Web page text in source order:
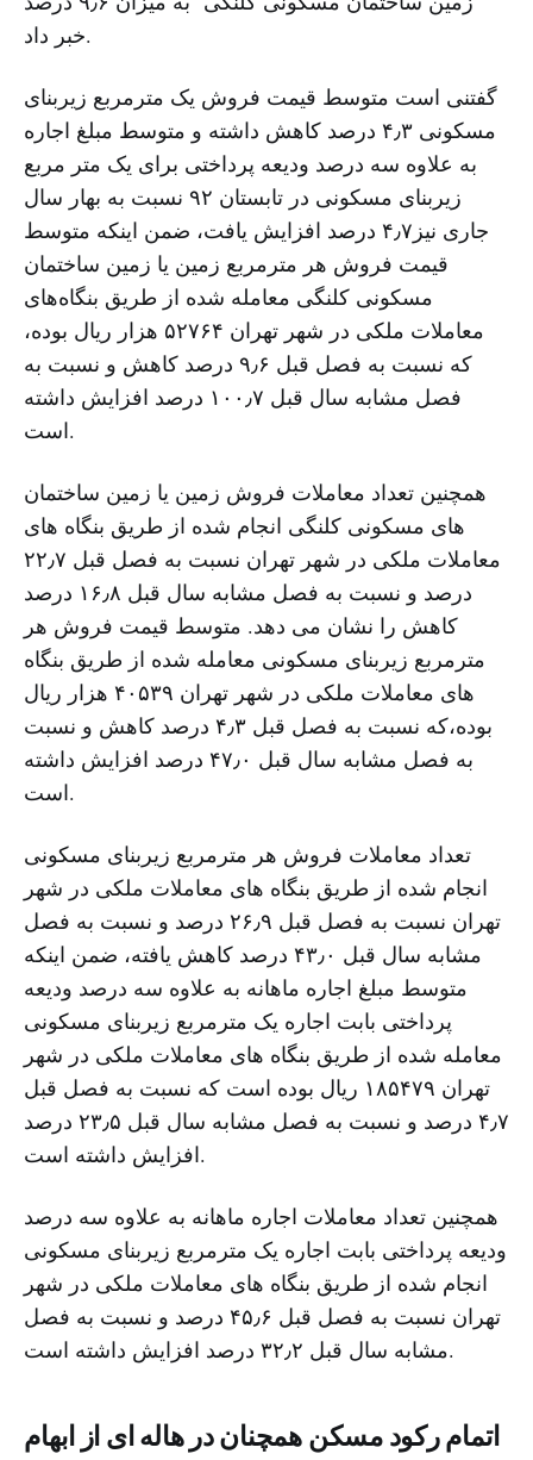
خبر داد.
گفتنی است متوسط قیمت فروش یک مترمربع زیربنای
مسکونی ۴٫۳ درصد کاهش داشته و متوسط مبلغ اجاره
به علاوه سه درصد ودیعه پرداختی برای یک متر مربع
زیربنای مسکونی در تابستان ۹۲ نسبت به بهار سال
جاری نیز۴٫۷ درصد افزایش یافت، ضمن اینکه متوسط
قیمت فروش هر مترمربع زمین یا زمین ساختمان
مسکونی کلنگی معامله شده از طریق بنگاه‌های
معاملات ملکی در شهر تهران ۵۲۷۶۴ هزار ریال بوده،
که نسبت به فصل قبل ۹٫۶ درصد کاهش و نسبت به
فصل مشابه سال قبل ۱۰۰٫۷ درصد افزایش داشته
است.
همچنین تعداد معاملات فروش زمین یا زمین ساختمان
های مسکونی کلنگی انجام شده از طریق بنگاه های
معاملات ملکی در شهر تهران نسبت به فصل قبل ۲۲٫۷
درصد و نسبت به فصل مشابه سال قبل ۱۶٫۸ درصد
کاهش را نشان می دهد. متوسط قیمت فروش هر
مترمربع زیربنای مسکونی معامله شده از طریق بنگاه
های معاملات ملکی در شهر تهران ۴۰۵۳۹ هزار ریال
بوده،که نسبت به فصل قبل ۴٫۳ درصد کاهش و نسبت
به فصل مشابه سال قبل ۴۷٫۰ درصد افزایش داشته
است.
تعداد معاملات فروش هر مترمربع زیربنای مسکونی
انجام شده از طریق بنگاه های معاملات ملکی در شهر
تهران نسبت به فصل قبل ۲۶٫۹ درصد و نسبت به فصل
مشابه سال قبل ۴۳٫۰ درصد کاهش یافته، ضمن اینکه
متوسط مبلغ اجاره ماهانه به علاوه سه درصد ودیعه
پرداختی بابت اجاره یک مترمربع زیربنای مسکونی
معامله شده از طریق بنگاه های معاملات ملکی در شهر
تهران ۱۸۵۴۷۹ ریال بوده است که نسبت به فصل قبل
۴٫۷ درصد و نسبت به فصل مشابه سال قبل ۲۳٫۵ درصد
افزایش داشته است.
همچنین تعداد معاملات اجاره ماهانه به علاوه سه درصد
ودیعه پرداختی بابت اجاره یک مترمربع زیربنای مسکونی
انجام شده از طریق بنگاه های معاملات ملکی در شهر
تهران نسبت به فصل قبل ۴۵٫۶ درصد و نسبت به فصل
مشابه سال قبل ۳۲٫۲ درصد افزایش داشته است.
اتمام رکود مسکن همچنان در هاله ای از ابهام